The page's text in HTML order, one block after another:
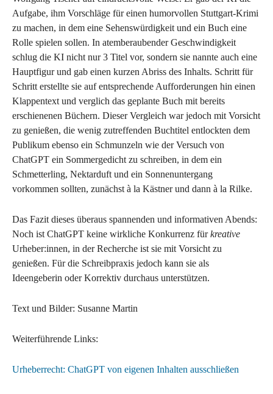
Aufgabe, ihm Vorschläge für einen humorvollen Stuttgart-Krimi
zu machen, in dem eine Sehenswürdigkeit und ein Buch eine
Rolle spielen sollen. In atemberaubender Geschwindigkeit
schlug die KI nicht nur 3 Titel vor, sondern sie nannte auch eine
Hauptfigur und gab einen kurzen Abriss des Inhalts. Schritt für
Schritt erstellte sie auf entsprechende Aufforderungen hin einen
Klappentext und verglich das geplante Buch mit bereits
erschienenen Büchern. Dieser Vergleich war jedoch mit Vorsicht
zu genießen, die wenig zutreffenden Buchtitel entlockten dem
Publikum ebenso ein Schmunzeln wie der Versuch von
ChatGPT ein Sommergedicht zu schreiben, in dem ein
Schmetterling, Nektarduft und ein Sonnenuntergang
vorkommen sollten, zunächst à la Kästner und dann à la Rilke.
Das Fazit dieses überaus spannenden und informativen Abends:
Noch ist ChatGPT keine wirkliche Konkurrenz fürkreative
Urheber:innen, in der Recherche ist sie mit Vorsicht zu
genießen. Für die Schreibpraxis jedoch kann sie als
Ideengeberin oder Korrektiv durchaus unterstützen.
Text und Bilder: Susanne Martin
Weiterführende Links:
Urheberrecht: ChatGPT von eigenen Inhalten ausschließen